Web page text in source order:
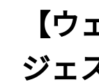
【
ジェ